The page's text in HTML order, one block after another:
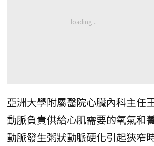
亞洲大學附屬醫院心臟內科主任
動脈負責供給心肌需要的氧氣和
動脈發生粥狀動脈硬化引起狹窄